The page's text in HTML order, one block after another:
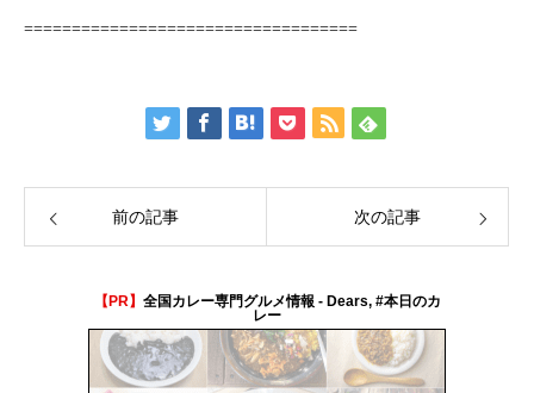
弊社運営サイト
COMPANY 弊社について
===================================
前の記事 次の記事
【PR】 全国カレー専門グルメ情報 - Dears, #本日のカ
レー